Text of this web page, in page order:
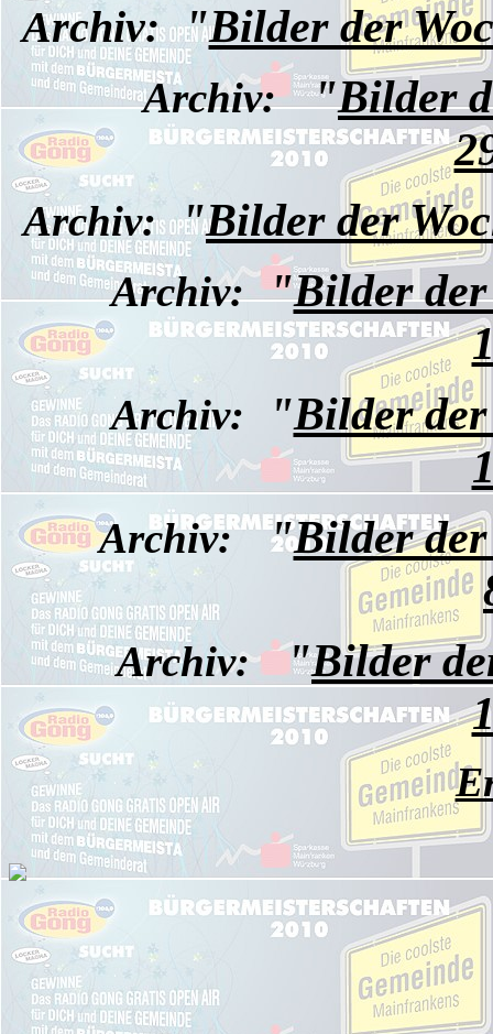
Archiv:"Bilder der
Archiv:"Bilder
Archiv:"Bilder der
Archiv:"Bilder der
Archiv: "Bilder der
Archiv:"Bilder der
Archiv:"Bilder